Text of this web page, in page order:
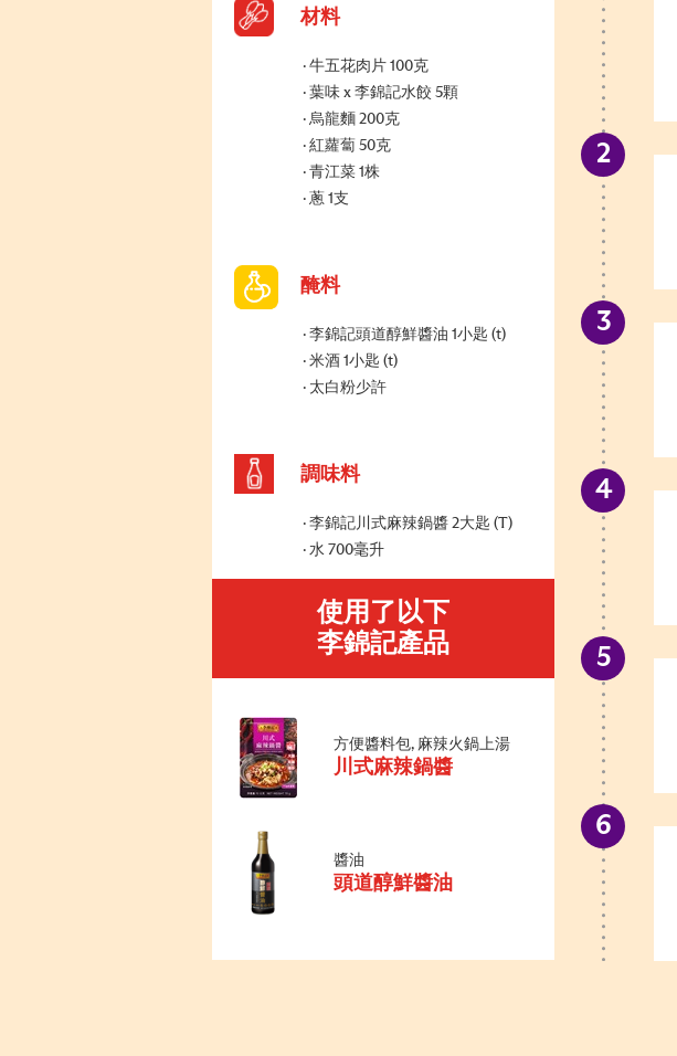
材料
牛五花肉片 100克
葉味 x 李錦記水餃 5顆
烏龍麵 200克
紅蘿蔔 50克
青江菜 1株
蔥 1支
醃料
李錦記頭道醇鮮醬油 1小匙 (t)
米酒 1小匙 (t)
太白粉少許
調味料
李錦記川式麻辣鍋醬 2大匙 (T)
水 700毫升
使用了以下
李錦記產品
方便醬料包, 麻辣火鍋上湯
川式麻辣鍋醬
醬油
頭道醇鮮醬油